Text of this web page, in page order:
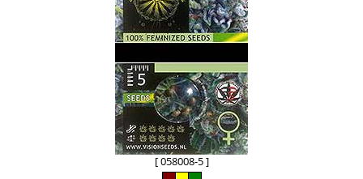
[ 058008-5 ]